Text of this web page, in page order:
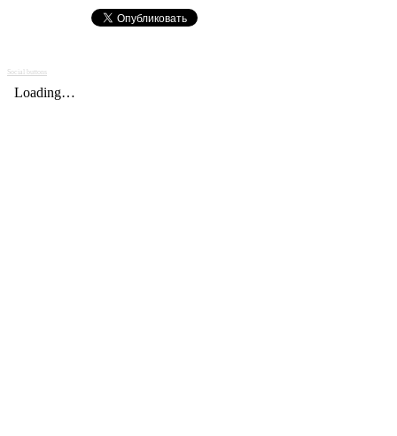
Social buttons